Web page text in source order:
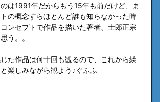
は1991年だからもう15年も前だけど、ま
の概念すらほとんど誰も知らなかった時
ンセプトで作品を描いた著者、士郎正宗
う。。
た作品は何十回も観るので、これから繰
楽しみながら観よう♪ぐふふ